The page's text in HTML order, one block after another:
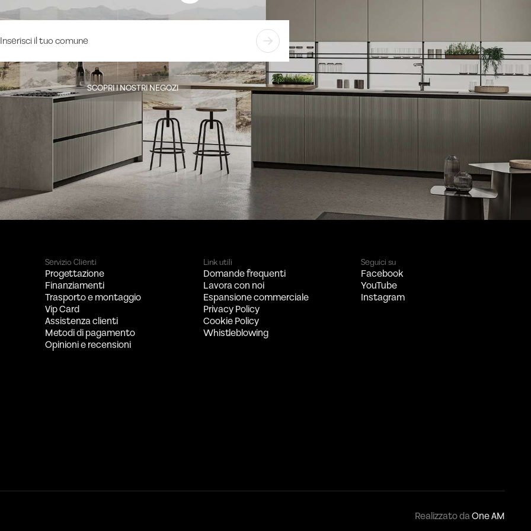
SCOPRI I NOSTRI NEGOZI
Servizio Clienti
Progettazione
Finanziamenti
Trasporto e montaggio
Vip Card
Assistenza clienti
Metodi di pagamento
Opinioni e recensioni
Link utili
Domande frequenti
Lavora con noi
Espansione commerciale
Privacy Policy
Cookie Policy
Whistleblowing
Seguici su
Facebook
YouTube
Instagram
Realizzato daOne AM